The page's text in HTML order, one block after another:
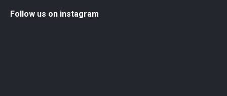
Follow us on instagram